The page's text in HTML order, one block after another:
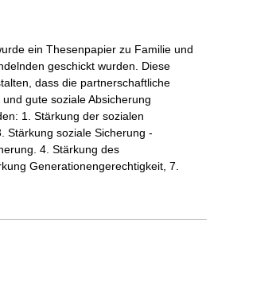
ein Thesenpapier zu Familie und
geschickt wurden. Diese
dass die partnerschaftliche
gute soziale Absicherung
1. Stärkung der sozialen
Stärkung soziale Sicherung -
4. Stärkung des
Generationengerechtigkeit, 7.